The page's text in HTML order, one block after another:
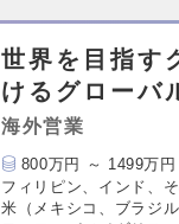
世界を目指す
けるグローバ
海外営業
800万円 ～ 1499万円
フィリピン、インド、
米（メキシコ、ブラジ